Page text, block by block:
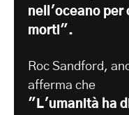
nell'oceano per
morti".
Roc Sandford,
afferma che
"L'umanità ha